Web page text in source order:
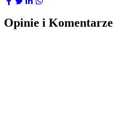
Opinie i Komentarze